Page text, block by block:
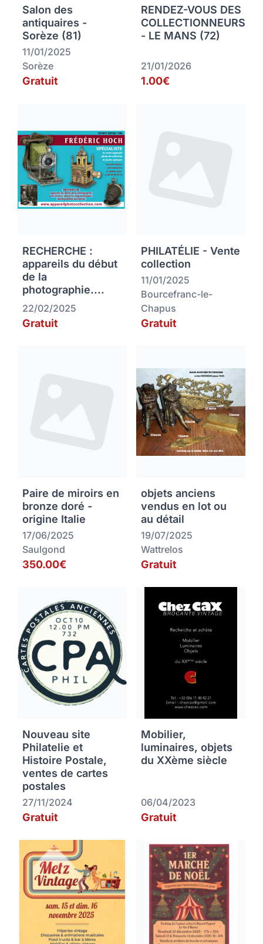
Salon des
antiquaires -
Sorèze (81)
11/01/2025
Sorèze
Gratuit
RENDEZ-VOUS DES
COLLECTIONNEURS
- LE MANS (72)
21/01/2026
1.00€
RECHERCHE :
appareils du début
de la
photographie....
22/02/2025
Gratuit
PHILATÉLIE - Vente
collection
11/01/2025
Bourcefranc-le-
Chapus
Gratuit
Paire de miroirs en
bronze doré -
origine Italie
17/06/2025
Saulgond
350.00€
objets anciens
vendus en lot ou
au détail
19/07/2025
Wattrelos
Gratuit
Nouveau site
Philatelie et
Histoire Postale,
ventes de cartes
postales
27/11/2024
Gratuit
Mobilier,
luminaires, objets
du XXème siècle
06/04/2023
Gratuit